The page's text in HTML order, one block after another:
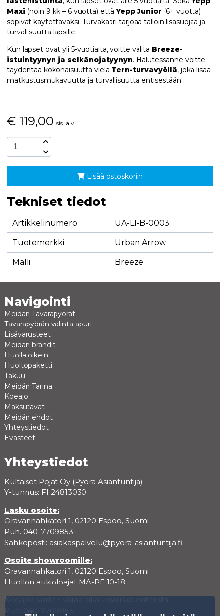
Maxi (noin 9 kk – 6 vuotta) ettäYepp Junior (6+ vuotta)
sopivat käytettäväksi. Turvakaari tarjoaa tällöin lisäsuojaa ja
turvallisuutta lapsille.
Kun lapset ovat yli 5-vuotiaita, voitte valita Breeze-
istuintyynyn ja selkänojatyynyn. Halutessanne voitte
täydentää kokonaisuutta vielä Tern-turvavyöllä, joka lisää
matkustusmukavuutta ja turvallisuutta entisestään.
€ 119,00 sis. alv
Lisää ostoskoriin
Tekniset tiedot
Artikkelinumero UA-LI-B-0003
Tuotemerkki Urban Arrow
Malli Breeze
Navigointi
Meidän Tavarapyörät
Tavarapyörän valinta apuri
Lisävarusteet
Meidän brandit
Huolla oikein
Huoltopaketti
Takuu
Meidän Tarina
Koeajo
Maksutavat
Meidän ehdot
Yhteystiedot
Evästeet
Yhteystiedot
Kultaiset Pojat Oy (Pyörä Asiantuntija)
Y-tunnus: FI 24813030
Lasku osoite:
Oravannahkatori 1, 02120 Espoo, Suomi
Puh. 040-7709853
Sähköposti: asiakaspalvelu@pyora-asiantuntija.fi
Osoite showroomille:
Oravannahkatori 1, 02120 Espoo, Suomi
Huollon aukioloajat MA-PE 10-18
Koeajoa varten varaa aika varauskalenterista.